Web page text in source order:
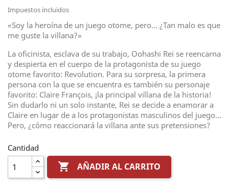
Impuestos incluidos
«Soy la heroína de un juego otome, pero… ¿Tan malo es que
me guste la villana?»
La oficinista, esclava de su trabajo, Oohashi Rei se reencarna
y despierta en el cuerpo de la protagonista de su juego
otome favorito: Revolution. Para su sorpresa, la primera
persona con la que se encuentra es también su personaje
favorito: Claire François, ¡la principal villana de la historia!
Sin dudarlo ni un solo instante, Rei se decide a enamorar a
Claire en lugar de a los protagonistas masculinos del juego...
Pero, ¿cómo reaccionará la villana ante sus pretensiones?
Cantidad
 AÑADIR AL CARRITO